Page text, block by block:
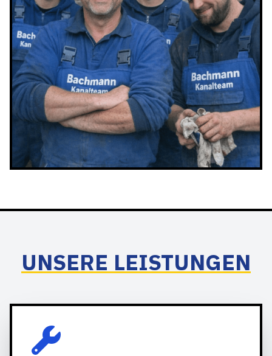
UNSERE LEISTUNGEN